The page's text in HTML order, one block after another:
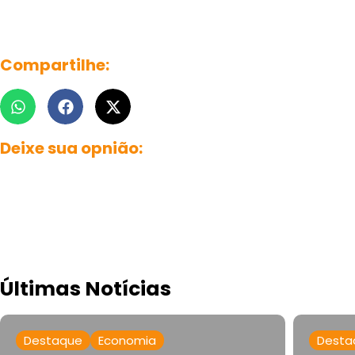
Compartilhe:
Deixe sua opnião:
Últimas Notícias
Destaque Economia